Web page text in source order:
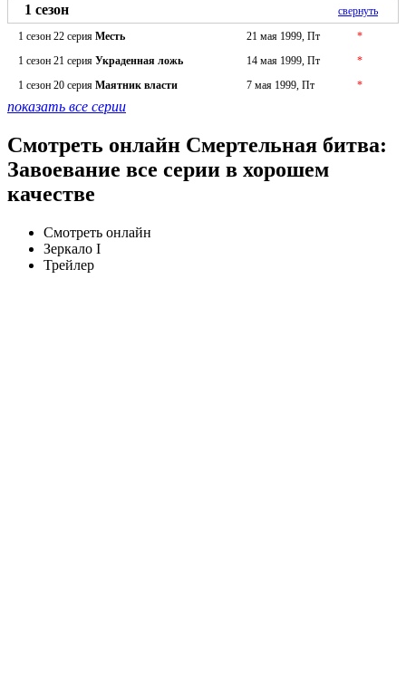
1 сезон
свернуть
1 сезон 22 серия Месть 21 мая 1999, Пт
*
1 сезон 21 серия Украденная ложь 14 мая 1999, Пт
*
1 сезон 20 серия Маятник власти 7 мая 1999, Пт *
показать все серии
Смотреть онлайн Смертельная битва:
Завоевание все серии в хорошем
качестве
Смотреть онлайн
Зеркало I
Трейлер